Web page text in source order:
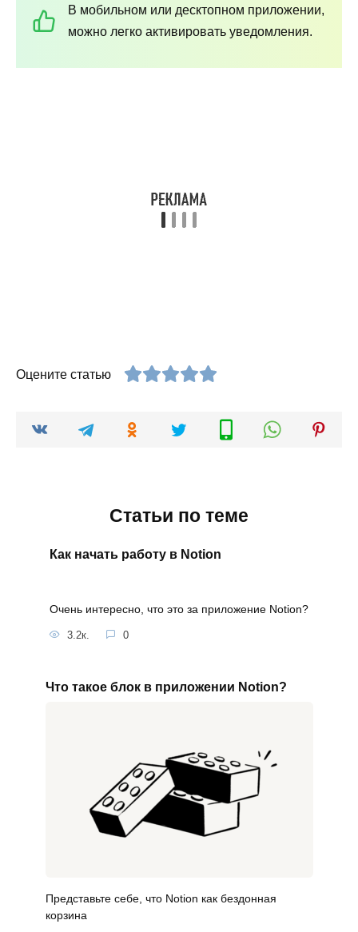
В мобильном или десктопном приложении,
можно легко активировать уведомления.
Оцените статью
Статьи по теме
Как начать работу в Notion
Очень интересно, что это за приложение Notion?
3.2к. 0
Что такое блок в приложении Notion?
Представьте себе, что Notion как бездонная
корзина